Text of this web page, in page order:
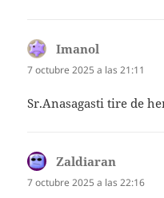
Imanol
7 octubre 2025 a las 21:11
Sr.Anasagasti tire de
Zaldiaran
7 octubre 2025 a las 22:16